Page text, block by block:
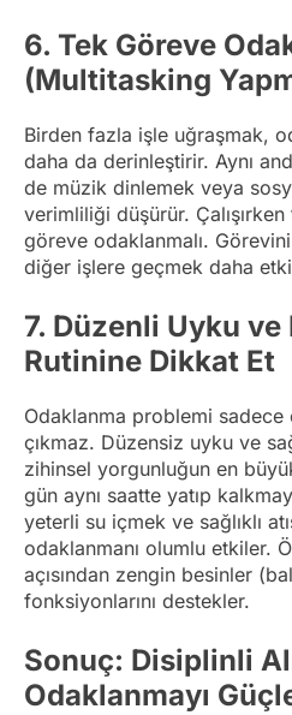
6. Tek Göreve
(Multitasking
Birden fazla işle uğraşmak,
daha da derinleştirir. Aynı
de müzik dinlemek veya
verimliliği düşürür.
göreve odaklanmalı.
diğer işlere geçmek daha
7. Düzenli Uyku ve
Rutinine Dikkat Et
Odaklanma problemi sadece
çıkmaz. Düzensiz uyku ve
zihinsel yorgunluğun en
gün aynı saatte yatıp
yeterli su içmek ve sağlıklı
odaklanmanı olumlu etkiler.
açısından zengin besinler
fonksiyonlarını destekler.
Sonuç: Disiplinli
Odaklanmayı